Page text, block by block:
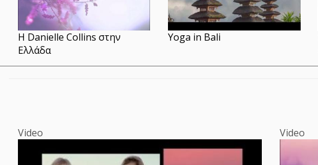
Η Danielle Collins στην
Ελλάδα
Yoga in Bali
Video Video